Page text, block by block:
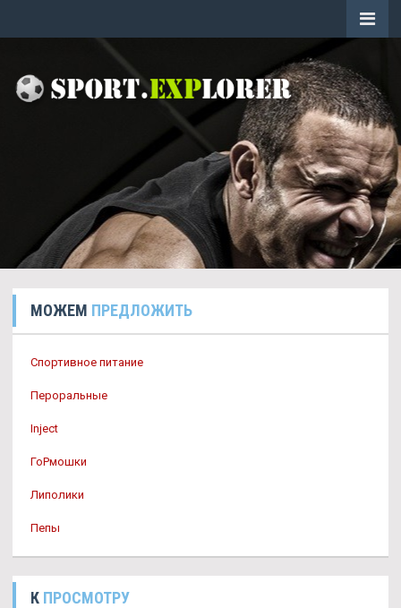
МОЖЕМ ПРЕДЛОЖИТЬ
Спортивное питание
Пероральные
Inject
ГоРмошки
Липолики
Пепы
К ПРОСМОТРУ